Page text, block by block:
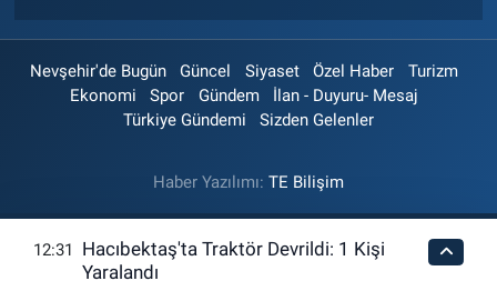
Nevşehir'de Bugün Güncel Siyaset Özel Haber
Turizm
Ekonomi
Spor Gündem
İlan - Duyuru- Mesaj
Türkiye Gündemi
Sizden Gelenler
Haber Yazılımı: TE Bilişim
12:31
Hacıbektaş'ta Traktör Devrildi: 1 Kişi
Yaralandı